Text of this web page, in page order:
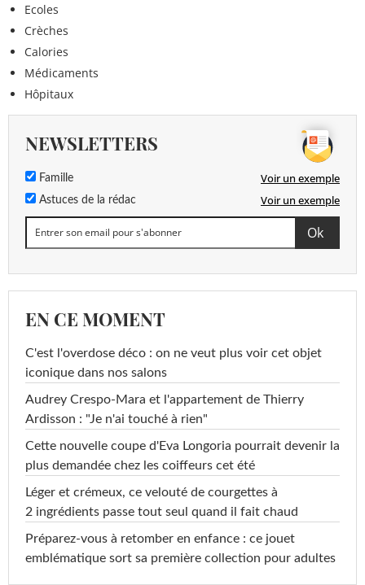
Ecoles
Crèches
Calories
Médicaments
Hôpitaux
NEWSLETTERS
Famille Voir un exemple
Astuces de la rédac Voir un exemple
EN CE MOMENT
C'est l'overdose déco : on ne veut plus voir cet objet
iconique dans nos salons
Audrey Crespo-Mara et l'appartement de Thierry
Ardisson : "Je n'ai touché à rien"
Cette nouvelle coupe d'Eva Longoria pourrait devenir la
plus demandée chez les coiffeurs cet été
Léger et crémeux, ce velouté de courgettes à
2 ingrédients passe tout seul quand il fait chaud
Préparez-vous à retomber en enfance : ce jouet
emblématique sort sa première collection pour adultes